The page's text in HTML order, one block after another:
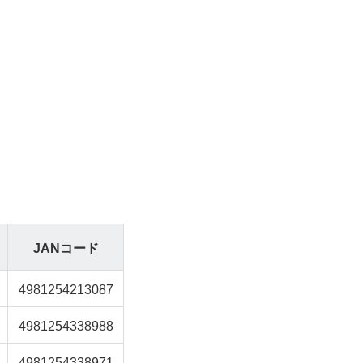
JANコード
4981254213087
4981254338988